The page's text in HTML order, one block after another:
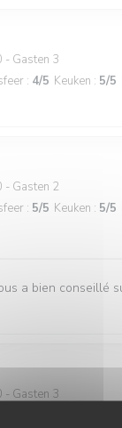
- Gasten 3
: 4/5 Keuken : 5/5
- Gasten 2
: 5/5 Keuken : 5/5
a bien conseillé
- Gasten 3